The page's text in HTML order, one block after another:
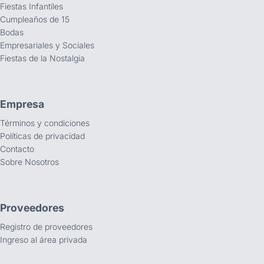
Fiestas Infantiles
Cumpleaños de 15
Bodas
Empresariales y Sociales
Fiestas de la Nostalgia
Empresa
Términos y condiciones
Políticas de privacidad
Contacto
Sobre Nosotros
Proveedores
Registro de proveedores
Ingreso al área privada